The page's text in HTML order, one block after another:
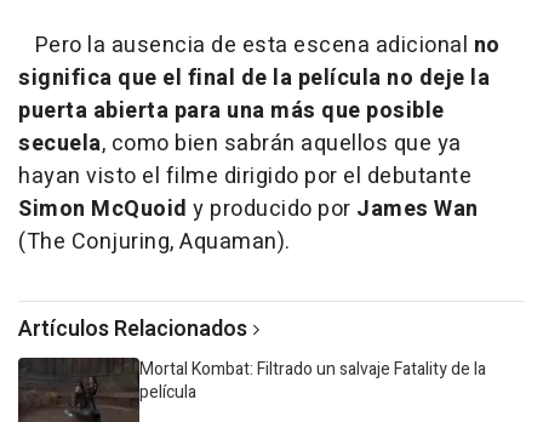
Pero la ausencia de esta escena adicional no
significa que el final de la película no deje la
puerta abierta para una más que posible
secuela, como bien sabrán aquellos que ya
hayan visto el filme dirigido por el debutante
Simon McQuoid y producido por James Wan
(The Conjuring, Aquaman).
Artículos Relacionados
Mortal Kombat: Filtrado un salvaje Fatality de la
película